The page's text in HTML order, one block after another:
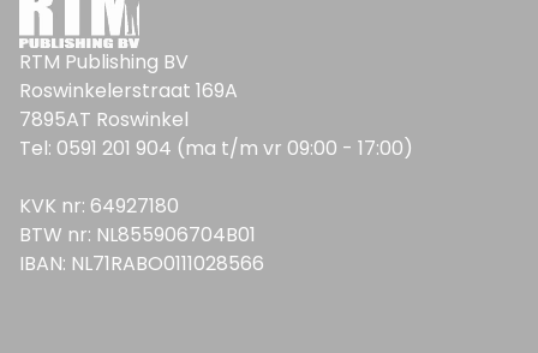
RTM Publishing BV
Roswinkelerstraat 169A
7895AT Roswinkel
Tel: 0591 201 904 (ma t/m vr 09:00 - 17:00)
KVK nr: 64927180
BTW nr: NL855906704B01
IBAN: NL71RABO0111028566